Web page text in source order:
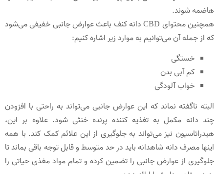
هاضمه شوند.
همچنین محتوای CBD دانه کنف باعث عوارض جانبی خفیفی می‌شود
که از جمله آن می‌توانیم به موارد زیر اشاره کنیم:
خستگی
کم آبی بدن
خواب آلودگی
البته ناگفته نماند که این عوارض جانبی می‌تواند به راحتی با افزودن
چند دانه مکمل به تغذیه کننده پرنده خنثی شود. علاوه بر این،
هیدراتاسیون نیز می‌تواند به جلوگیری از این علائم کمک کند. با همه
اینها مصرف دانه شاهدانه باید در حد متوسط و قابل توجه باقی بماند تا
جلوگیری از عوارض جانبی را تضمین کرده و تمام مواد مغذی حیاتی را